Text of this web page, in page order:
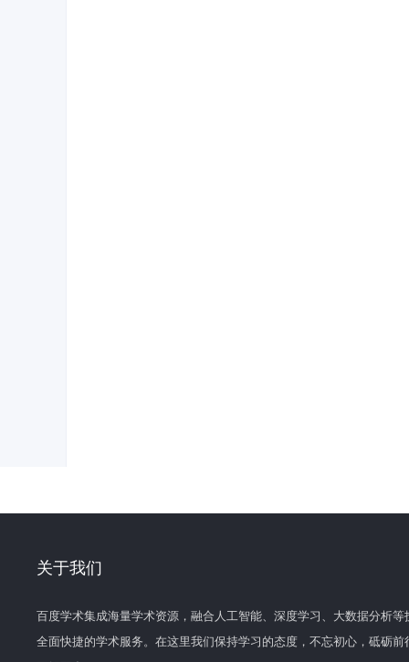
关于我们
百度学术集成海量学术资源，融合人工智能、深度学习、大数据分析
全面快捷的学术服务。在这里我们保持学习的态度，不忘初心，砥砺前